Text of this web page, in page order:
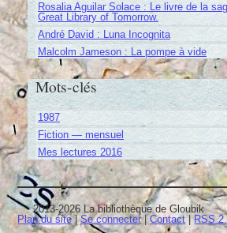
Rosalia Aguilar Solace : Le livre de la
Great Library of Tomorrow.
André David : Luna Incognita
Malcolm Jameson : La pompe à vide
Mots-clés
1987
Fiction — mensuel
Mes lectures 2016
2013-2026 La bibliothèque de Gloubik
Plan du site|Se connecter|Contact|RSS